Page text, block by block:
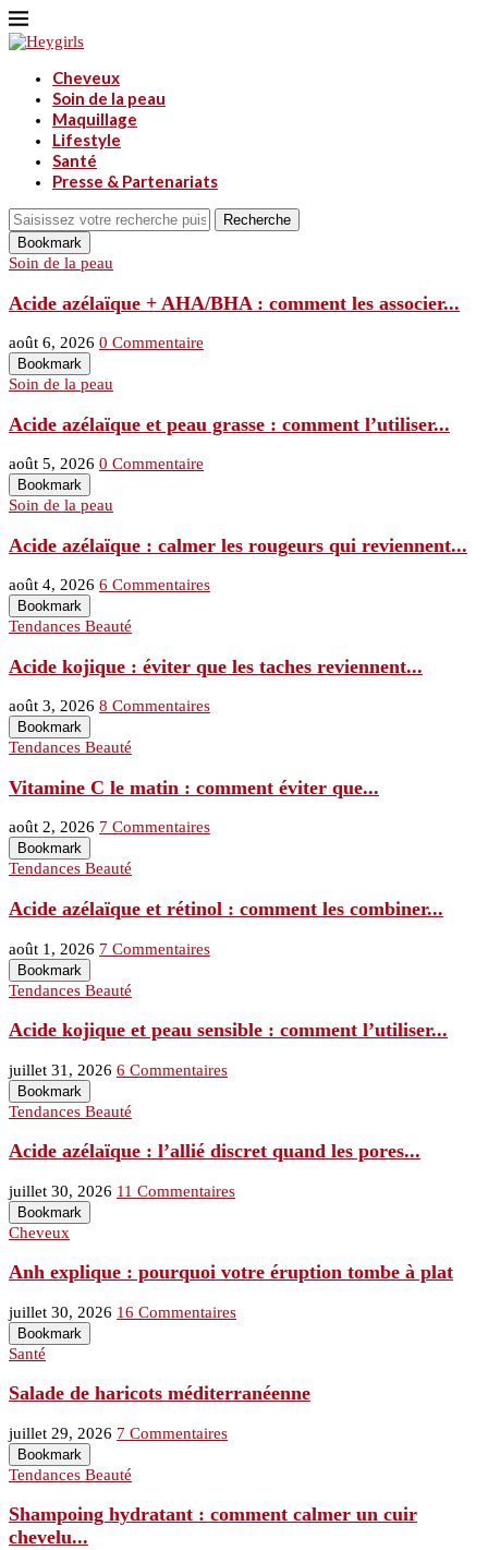
Cheveux
Soin de la peau
Maquillage
Lifestyle
Santé
Presse & Partenariats
Recherche
Bookmark
Soin de la peau
Acide azélaïque + AHA/BHA : comment les associer...
août 6, 2026 0 Commentaire
Bookmark
Soin de la peau
Acide azélaïque et peau grasse : comment l’utiliser...
août 5, 2026 0 Commentaire
Bookmark
Soin de la peau
Acide azélaïque : calmer les rougeurs qui reviennent...
août 4, 2026 6 Commentaires
Bookmark
Tendances Beauté
Acide kojique : éviter que les taches reviennent...
août 3, 2026 8 Commentaires
Bookmark
Tendances Beauté
Vitamine C le matin : comment éviter que...
août 2, 2026 7 Commentaires
Bookmark
Tendances Beauté
Acide azélaïque et rétinol : comment les combiner...
août 1, 2026 7 Commentaires
Bookmark
Tendances Beauté
Acide kojique et peau sensible : comment l’utiliser...
juillet 31, 2026 6 Commentaires
Bookmark
Tendances Beauté
Acide azélaïque : l’allié discret quand les pores...
juillet 30, 2026 11 Commentaires
Bookmark
Cheveux
Anh explique : pourquoi votre éruption tombe à plat
juillet 30, 2026 16 Commentaires
Bookmark
Santé
Salade de haricots méditerranéenne
juillet 29, 2026 7 Commentaires
Bookmark
Tendances Beauté
Shampoing hydratant : comment calmer un cuir
chevelu...